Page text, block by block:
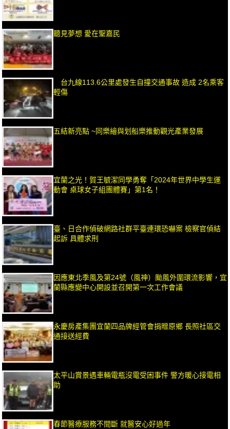
聽見夢想 愛在聖嘉民
台九線113.6公里處發生自撞交通事故 造成 2名乘客
輕傷
五結新亮點 ~同樂繪與划船樂推動觀光產業發展
宜蘭之光！賀王毓潔同學勇奪「2024年世界中學生運
動會 桌球女子組團體賽」第1名！
臺、日合作偵破網路社群平臺連環恐嚇案 檢察官偵結
起訴 具體求刑
因應東北季風及第24號（風神）颱風外圍環流影響，宜
蘭縣應變中心開設並召開第一次工作會議
永慶房產集團宜蘭四品牌經管會捐贈原鄉 長照社區交
通接送經費
太平山賞景遇車輛電瓶沒電受困事件 警方暖心接電相
助
春節醫療服務不間斷 就醫安心好過年